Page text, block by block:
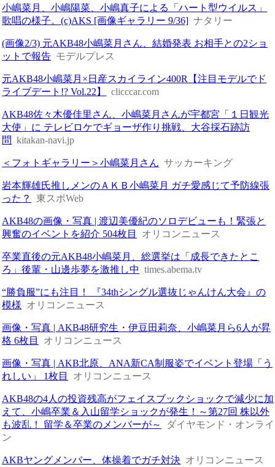
小嶋菜月、小嶋陽菜、小嶋真子による「ハート型ウイルス」
歌唱の様子。(c)AKS [画像ギャラリー 9/36] ナタリー
(画像2/3) 元AKB48小嶋菜月さん、結婚発表 お相手との2ショ
ットで報告 モデルプレス
元AKB48小嶋菜月×日産スカイライン400R【注目モデルでド
ライブデート!? Vol.22】
clicccar.com
AKB48佐々木優佳里さん、小嶋菜月さんが宇都宮「１日観光
大使」に テレビロケでギョーザ作り挑戦、大谷採石跡訪
問 kitakan-navi.jp
＜フォトギャラリー＞小嶋菜月さん サッカーキング
岩本輝雄氏推しメンのＡＫＢ小嶋菜月 ガチ愛感じて予防線張
った？
東スポWeb
AKB48の画像・写真 | 渡辺美優紀のソロデビューも！緊張と
興奮のイベントを紹介 504枚目
オリコンニュース
卒業直後の元AKB48小嶋菜月、総選挙は「成長できたとこ
ろ」後輩・山邊歩夢を激推し中 times.abema.tv
“勝負服”にも注目！ 『34thシングル選抜じゃんけん大会』の
模様 オリコンニュース
画像・写真 | AKB48研究生・伊豆田莉奈、小嶋菜月ら6人が昇
格 6枚目
オリコンニュース
画像・写真 | AKB北原、ANA新CA制服姿でイベント登場「う
れしい」 1枚目
オリコンニュース
AKB48の4人の投資残高がフェイスブックショックで減少に加
えて、小嶋卒業＆入山留学ショックが発生！～第27回 株以外
も波乱！ 留学＆卒業のメンバーが～
ダイヤモンド・オンライ
ン
AKBヤングメンバー、体操着でガチ対決 オリコンニュース